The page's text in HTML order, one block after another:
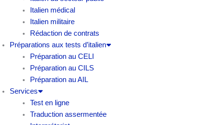
Italien médical
Italien militaire
Rédaction de contrats
Préparations aux tests d’italien
Préparation au CELI
Préparation au CILS
Préparation au AIL
Services
Test en ligne
Traduction assermentée